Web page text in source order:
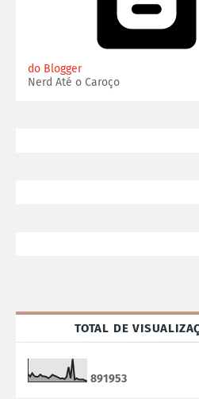
do Blogger
Nerd Até o Caroço
TOTAL DE
891953